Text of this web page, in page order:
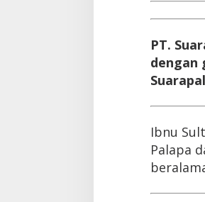
PT.
dengan
Ibnu
Palapa